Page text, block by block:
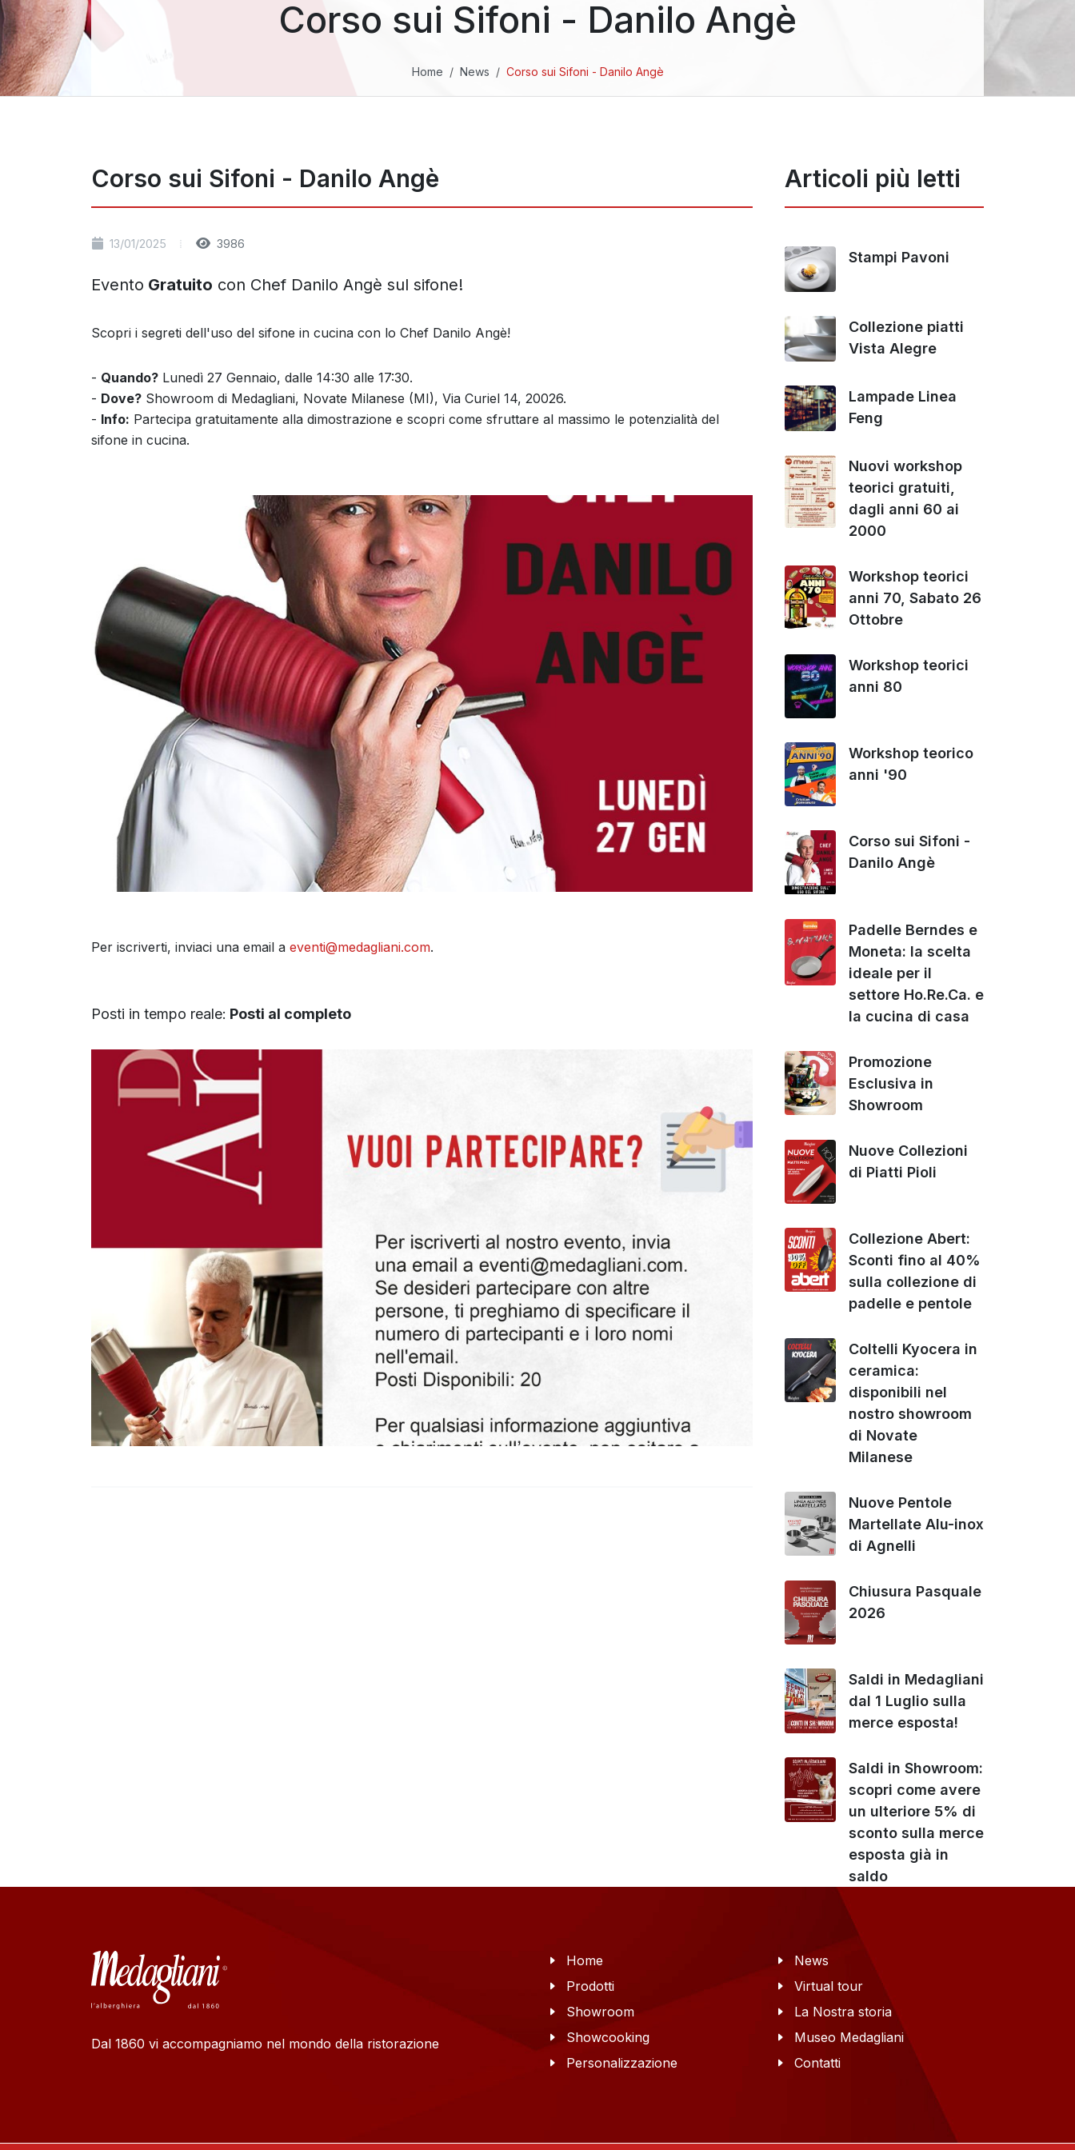
Corso sui Sifoni - Danilo Angè
Home News Corso sui Sifoni - Danilo Angè
Corso sui Sifoni - Danilo Angè
13/01/2025 3986
Evento Gratuito con Chef Danilo Angè sul sifone!
Scopri i segreti dell'uso del sifone in cucina con lo Chef Danilo Angè!
- Quando? Lunedì 27 Gennaio, dalle 14:30 alle 17:30.
- Dove? Showroom di Medagliani, Novate Milanese (MI), Via Curiel 14, 20026.
- Info: Partecipa gratuitamente alla dimostrazione e scopri come sfruttare al massimo le potenzialità del
sifone in cucina.
Per iscriverti, inviaci una email a eventi@medagliani.com.
Posti in tempo reale: Posti al completo
Articoli più letti
Stampi Pavoni
Collezione piatti
Vista Alegre
Lampade Linea
Feng
Nuovi workshop
teorici gratuiti,
dagli anni 60 ai
2000
Workshop teorici
anni 70, Sabato 26
Ottobre
Workshop teorici
anni 80
Workshop teorico
anni '90
Corso sui Sifoni -
Danilo Angè
Padelle Berndes e
Moneta: la scelta
ideale per il
settore Ho.Re.Ca. e
la cucina di casa
Promozione
Esclusiva in
Showroom
Nuove Collezioni
di Piatti Pioli
Collezione Abert:
Sconti fino al 40%
sulla collezione di
padelle e pentole
Coltelli Kyocera in
ceramica:
disponibili nel
nostro showroom
di Novate
Milanese
Nuove Pentole
Martellate Alu-inox
di Agnelli
Chiusura Pasquale
2026
Saldi in Medagliani
dal 1 Luglio sulla
merce esposta!
Saldi in Showroom:
scopri come avere
un ulteriore 5% di
sconto sulla merce
esposta già in
saldo
Dal 1860 vi accompagniamo nel mondo della ristorazione
Home
Prodotti
Showroom
Showcooking
Personalizzazione
News
Virtual tour
La Nostra storia
Museo Medagliani
Contatti